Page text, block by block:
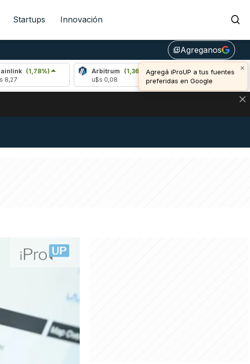
Startups Innovación
library_addAgreganos
×
Agregá iProUP a tus fuentes
preferidas en Google
Arbitrum
(1,36%)
Bitcoin (1,08%)
u$s 64.971,00
IMPACTO EN BITCOIN, DÓLAR CRIPTO Y EXCHANGES